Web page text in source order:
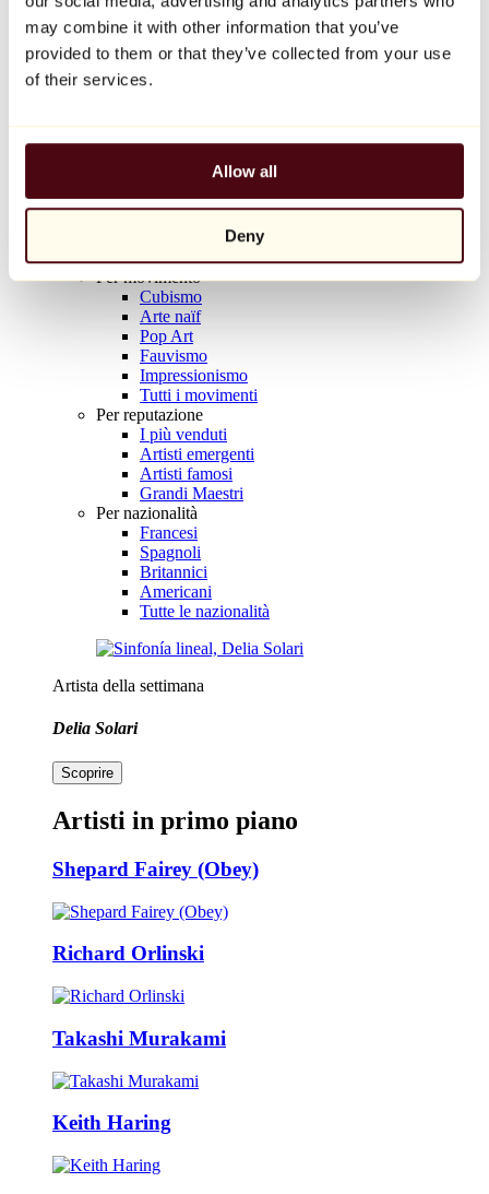
may combine it with other information that you’ve
provided to them or that they’ve collected from your use
of their services.
Allow all
Deny
69 €
Scoprire
Esplora
Tutti gli scultori
Tutti i fotografi
Tutti i designer
Tutti gli artisti
Per movimento
Cubismo
Arte naïf
Pop Art
Fauvismo
Impressionismo
Tutti i movimenti
Per reputazione
I più venduti
Artisti emergenti
Artisti famosi
Grandi Maestri
Per nazionalità
Francesi
Spagnoli
Britannici
Americani
Tutte le nazionalità
Artista della settimana
Delia Solari
Scoprire
Artisti in primo piano
Shepard Fairey (Obey)
Richard Orlinski
Takashi Murakami
Keith Haring